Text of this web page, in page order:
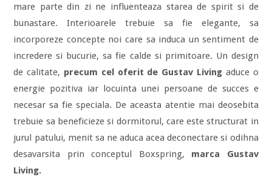
mare parte din zi ne influenteaza starea de spirit si de
bunastare. Interioarele trebuie sa fie elegante, sa
incorporeze concepte noi care sa induca un sentiment de
incredere si bucurie, sa fie calde si primitoare. Un design
de calitate, precum cel oferit de Gustav Living aduce o
energie pozitiva iar locuinta unei persoane de succes e
necesar sa fie speciala. De aceasta atentie mai deosebita
trebuie sa beneficieze si dormitorul, care este structurat in
jurul patului, menit sa ne aduca acea deconectare si odihna
desavarsita prin conceptul Boxspring, marca
Gustav
Living.